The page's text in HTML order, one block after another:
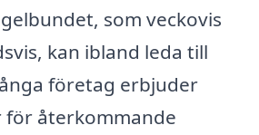
som veckovis
kan ibland leda till
företag erbjuder
för återkommande